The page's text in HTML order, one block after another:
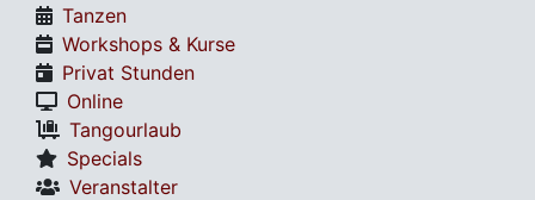
Tanzen
Workshops & Kurse
Privat Stunden
Online
Tangourlaub
Specials
Veranstalter